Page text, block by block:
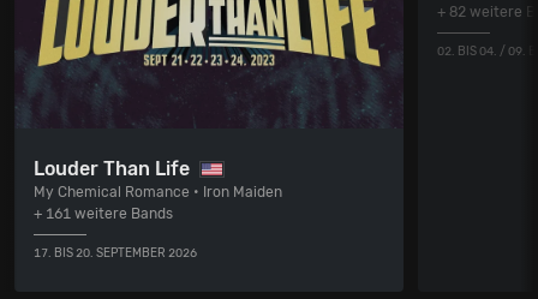
Louder Than Life
My Chemical Romance • Iron Maiden
+ 161 weitere Bands
17. BIS 20. SEPTEMBER 2026
+ 82 weitere
02. BIS 04. / 09.